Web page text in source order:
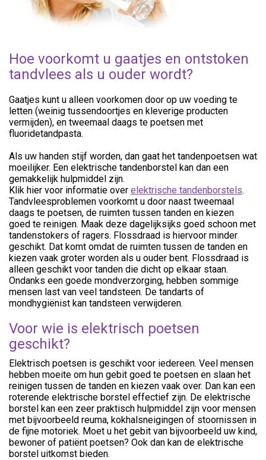
Hoe voorkomt u gaatjes en ontstoken
tandvlees als u ouder wordt?
Gaatjes kunt u alleen voorkomen door op uw voeding te
letten (weinig tussendoortjes en kleverige producten
vermijden), en tweemaal daags te poetsen met
fluoridetandpasta.
Als uw handen stijf worden, dan gaat het tandenpoetsen wat
moeilijker. Een elektrische tandenborstel kan dan een
gemakkelijk hulpmiddel zijn.
Klik hier voor informatie over elektrische tandenborstels.
Tandvleesproblemen voorkomt u door naast tweemaal
daags te poetsen, de ruimten tussen tanden en kiezen
goed te reinigen. Maak deze dagelijksijks goed schoon met
tandenstokers of ragers. Flossdraad is hiervoor minder
geschikt. Dat komt omdat de ruimten tussen de tanden en
kiezen vaak groter worden als u ouder bent. Flossdraad is
alleen geschikt voor tanden die dicht op elkaar staan.
Ondanks een goede mondverzorging, hebben sommige
mensen last van veel tandsteen. De tandarts of
mondhygiënist kan tandsteen verwijderen.
Voor wie is elektrisch poetsen
geschikt?
Elektrisch poetsen is geschikt voor iedereen. Veel mensen
hebben moeite om hun gebit goed te poetsen en slaan het
reinigen tussen de tanden en kiezen vaak over. Dan kan een
roterende elektrische borstel effectief zijn. De elektrische
borstel kan een zeer praktisch hulpmiddel zijn voor mensen
met bijvoorbeeld reuma, kokhalsneigingen of stoornissen in
de fijne motoriek. Moet u het gebit van bijvoorbeeld uw kind,
bewoner of patiënt poetsen? Ook dan kan de elektrische
borstel uitkomst bieden.